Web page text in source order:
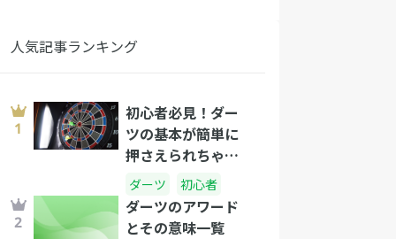
人気記事ランキング
初心者必見！ダー
ツの基本が簡単に
押さえられちゃう
コツって？
ダーツ 初心者
ダーツのアワード
とその意味一覧